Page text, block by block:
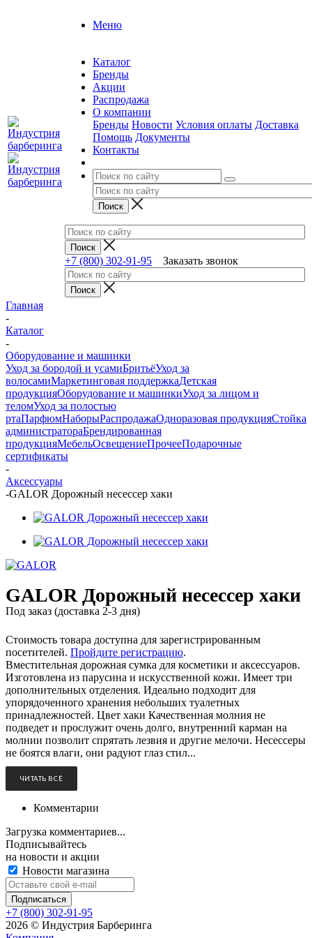
Меню
Каталог
Бренды
Акции
Распродажа
О компании
Бренды Новости Условия оплаты Доставка
Помощь Документы
Контакты
+7 (800) 302-91-95 Заказать звонок
Главная
-
Каталог
-
Оборудование и машинки
Уход за бородой и усамиБритьёУход за
волосамиМаркетинговая поддержкаДетская
продукцияОборудование и машинкиУход за лицом и
теломУход за полостью
ртаПарфюмНаборыРаспродажаОдноразовая продукцияСтойка
администратораБрендированная
продукцияМебельОсвещениеПрочееПодарочные
сертификаты
-
Аксессуары
-GALOR Дорожный несессер хаки
GALOR Дорожный несессер хаки
Под заказ (доставка 2-3 дня)
Стоимость товара доступна для зарегистрированным
посетителей. Пройдите регистрацию.
Вместительная дорожная сумка для косметики и аксессуаров.
Изготовлена из парусина и искусственной кожи. Имеет три
дополнительных отделения. Идеально подходит для
упорядоченного хранения небольших туалетных
принадлежностей. Цвет хаки Качественная молния не
подведет и прослужит очень долго, внутренний карман на
молнии позволит спрятать лезвия и другие мелочи. Несессеры
не боятся влаги, они радуют глаз стил...
ЧИТАТЬ ВСЁ
Комментарии
Загрузка комментариев...
Подписывайтесь
на новости и акции
Новости магазина
+7 (800) 302-91-95
2026 © Индустрия Барберинга